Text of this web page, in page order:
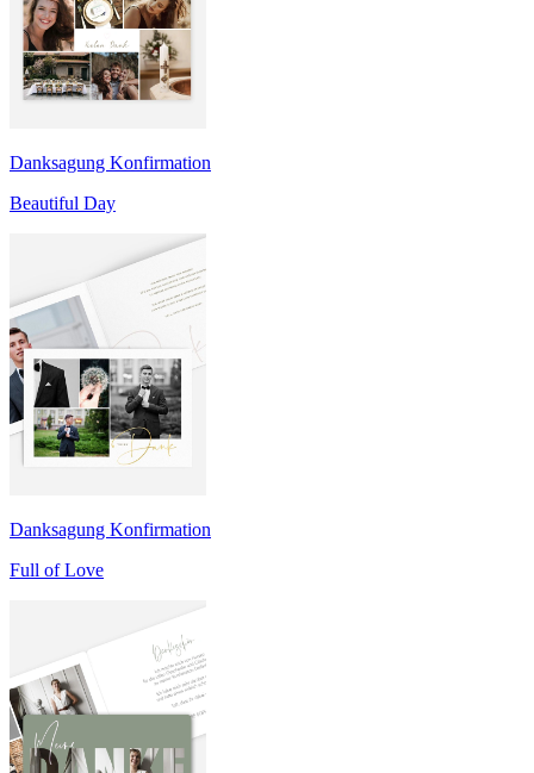
Danksagung Konfirmation
Beautiful Day
Danksagung Konfirmation
Full of Love